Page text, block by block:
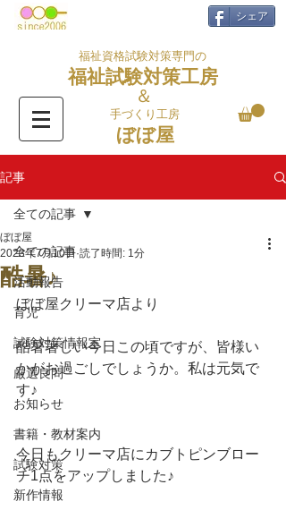
シェア
福祉資格試験対策専門の
福祉試験対策工房
＆
手づくり工房
ぼぼ屋
記事
全ての記事
活動報告
育児
試験対策情報室
厳選良問
お知らせ
書籍・教材案内
試験対策
新作情報
全ての記事
酷暑♪
ぼぼ屋
2023年7月10日 読了時間: 1分
ぼぼ屋クリーマ店より
酷暑著しい今日この頃ですが、皆様い
かがお過ごしでしょうか。私は元気で
す♪
今日もクリーマ店にカブトピンブロー
チ1点をアップしました♪